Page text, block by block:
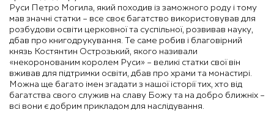
Руси Петро Могила, який походив із заможного роду і тому
мав значні статки – все своє багатство використовував для
розбудови освіти церковної та суспільної, розвивав науку,
дбав про книгодрукування. Те саме робив і благовірний
князь Костянтин Острозький, якого називали
«некоронованим королем Руси» – великі статки свої він
вживав для підтримки освіти, дбав про храми та монастирі.
Можна ще багато імен згадати з нашої історії тих, хто від
багатства свого служив на славу Божу та на добро ближніх –
всі вони є добрим прикладом для наслідування.